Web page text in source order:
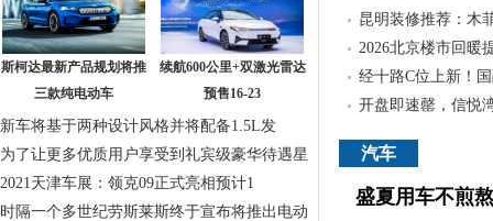
斯柯达最新产品规划将推
三款纯电动车
续航600公里+双激光雷达
预售16-23
新车将基于两种设计风格并将配备1.5L发
为了让更多优质用户享受到礼宾级豪华待遇星
2021天津车展：领克09正式亮相预计1
时隔一个多世纪劳斯莱斯终于宣布将推出电动
昆明装修推荐：木
2026北京楼市回暖
经十路C位上新！
开盘即速罄，信悦
汽车
盛夏用车不煎